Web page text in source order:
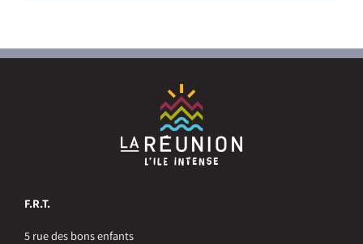
F.R.T.
5 rue des bons enfants